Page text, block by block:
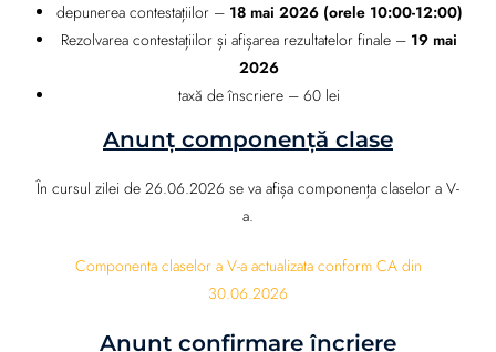
depunerea contestațiilor – 18 mai 2026 (orele 10:00-12:00)
Rezolvarea contestațiilor și afișarea rezultatelor finale – 19 mai
2026
taxă de înscriere – 60 lei
Anunț componență clase
În cursul zilei de 26.06.2026 se va afișa componența claselor a V-
a.
Componenta claselor a V-a actualizata conform CA din
30.06.2026
Anunț confirmare încriere